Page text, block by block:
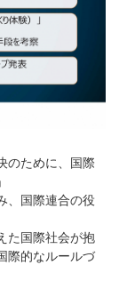
のために、国際
、国際連合の役
た国際社会が抱
際的なルールづ